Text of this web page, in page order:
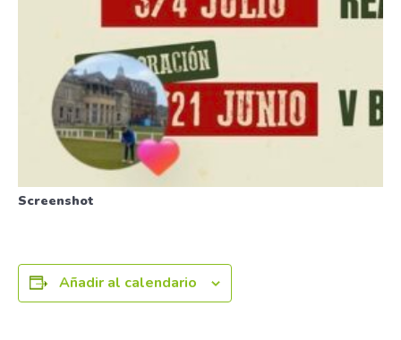
Screenshot
Añadir al calendario